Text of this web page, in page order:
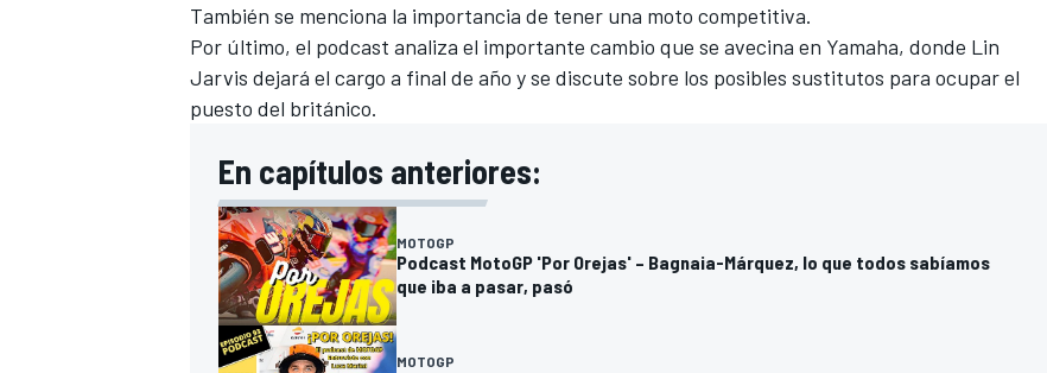
También se menciona la importancia de tener una moto competitiva.
Por último, el podcast analiza el importante cambio que se avecina en Yamaha, donde Lin
Jarvis dejará el cargo a final de año y se discute sobre los posibles sustitutos para ocupar el
puesto del británico.
En capítulos anteriores:
MOTOGP
Podcast MotoGP 'Por Orejas' – Bagnaia-Márquez, lo que todos sabíamos
que iba a pasar, pasó
MOTOGP